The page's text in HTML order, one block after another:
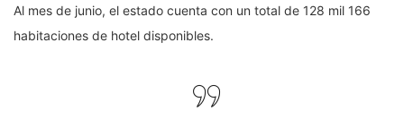
Al mes de junio, el estado cuenta con un total de 128 mil 166
habitaciones de hotel disponibles.